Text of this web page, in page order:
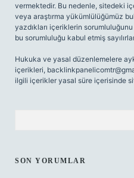
vermektedir. Bu nedenle, sitedeki
veya araştırma yükümlülüğümüz
yazdıkları içeriklerin
bu sorumluluğu kabul etmiş
Hukuka ve yasal düzenlemelere
içerikleri,
ilgili içerikler yasal süre içerisinde
SON YORUMLAR